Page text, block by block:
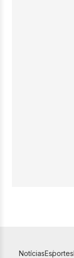
NotíciasEsportes